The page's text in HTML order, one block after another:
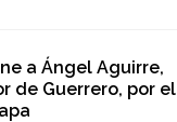
a Ángel Aguirre,
de Guerrero, por el